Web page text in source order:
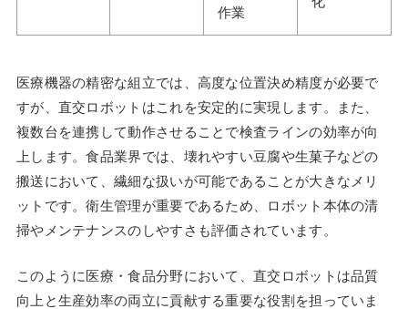
作業
医療機器の精密な組立では、高度な位置決め精度が必要で
すが、直交ロボットはこれを安定的に実現します。また、
複数台を連携して動作させることで検査ラインの効率が向
上します。食品業界では、壊れやすい豆腐や生菓子などの
搬送において、繊細な扱いが可能であることが大きなメリ
ットです。衛生管理が重要であるため、ロボット本体の清
掃やメンテナンスのしやすさも評価されています。
このように医療・食品分野において、直交ロボットは品質
向上と生産効率の両立に貢献する重要な役割を担っていま